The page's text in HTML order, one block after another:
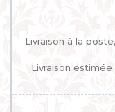
Livraison à la
Livraison